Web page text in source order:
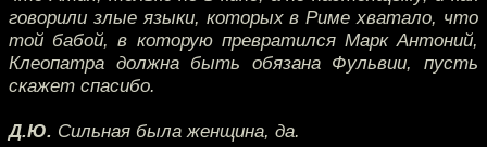
говорили злые языки, которых в Риме хватало, что
той бабой, в которую превратился Марк Антоний,
Клеопатра должна быть обязана Фульвии, пусть
скажет спасибо.
Д.Ю. Сильная была женщина, да.